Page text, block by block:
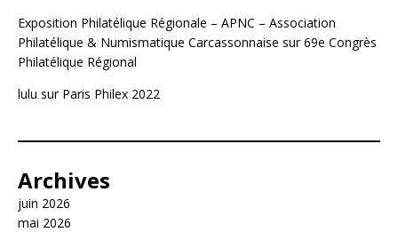
Exposition Philatélique Régionale – APNC – Association
Philatélique & Numismatique Carcassonnaise sur69e Congrès
Philatélique Régional
lulu sur Paris Philex 2022
Archives
juin 2026
mai 2026